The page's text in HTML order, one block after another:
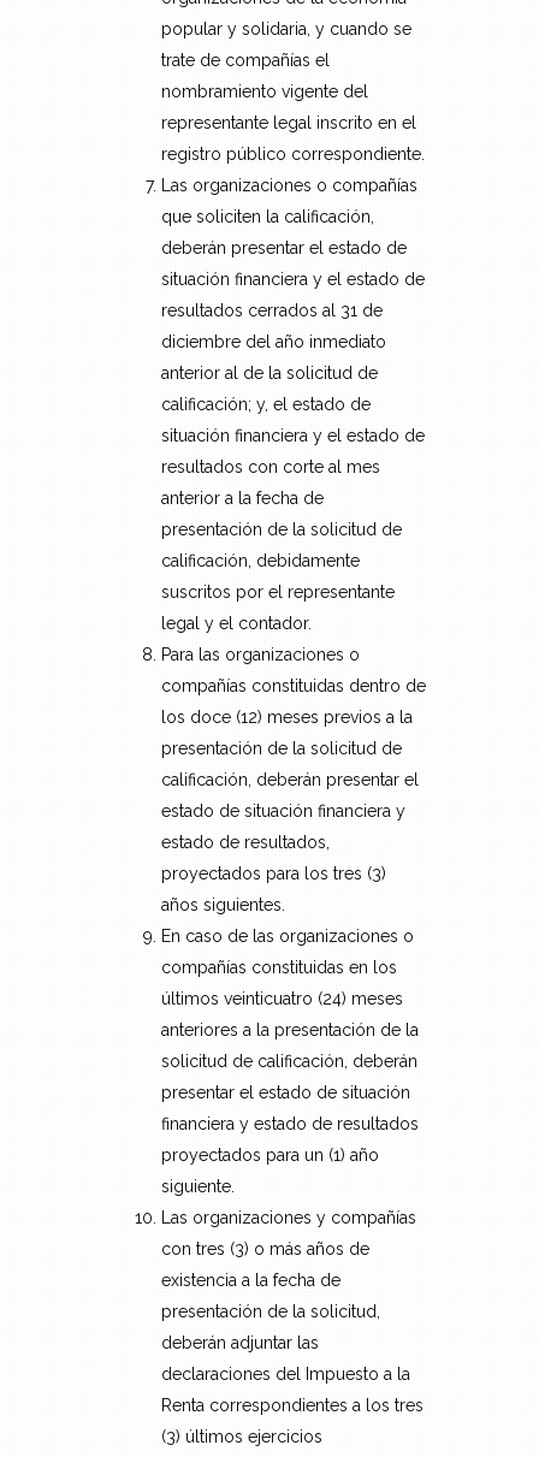
popular y solidaria, y cuando se
trate de compañías el
nombramiento vigente del
representante legal inscrito en el
registro público correspondiente.
Las organizaciones o compañías
que soliciten la calificación,
deberán presentar el estado de
situación financiera y el estado de
resultados cerrados al 31 de
diciembre del año inmediato
anterior al de la solicitud de
calificación; y, el estado de
situación financiera y el estado de
resultados con corte al mes
anterior a la fecha de
presentación de la solicitud de
calificación, debidamente
suscritos por el representante
legal y el contador.
Para las organizaciones o
compañías constituidas dentro de
los doce (12) meses previos a la
presentación de la solicitud de
calificación, deberán presentar el
estado de situación financiera y
estado de resultados,
proyectados para los tres (3)
años siguientes.
En caso de las organizaciones o
compañías constituidas en los
últimos veinticuatro (24) meses
anteriores a la presentación de la
solicitud de calificación, deberán
presentar el estado de situación
financiera y estado de resultados
proyectados para un (1) año
siguiente.
Las organizaciones y compañías
con tres (3) o más años de
existencia a la fecha de
presentación de la solicitud,
deberán adjuntar las
declaraciones del Impuesto a la
Renta correspondientes a los tres
(3) últimos ejercicios